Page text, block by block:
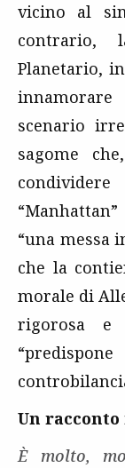
vicino al
contrario,
Planetario,
scenario
sagome
“una messa
che la
morale di
rigorosa e
Un
È molto,